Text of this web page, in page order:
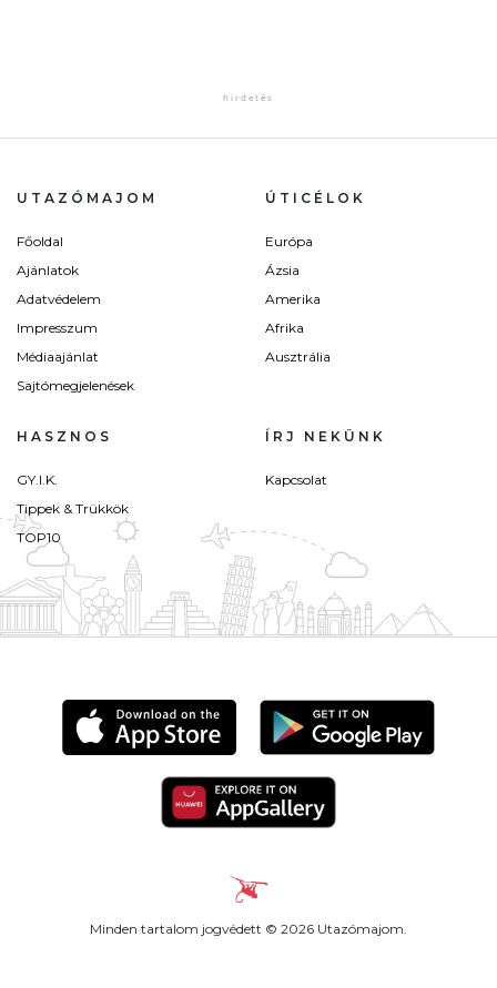
UTAZÓMAJOM
Főoldal
Ajánlatok
Adatvédelem
Impresszum
Médiaajánlat
Sajtómegjelenések
ÚTICÉLOK
Európa
Ázsia
Amerika
Afrika
Ausztrália
HASZNOS
GY.I.K.
Tippek & Trükkök
TOP10
ÍRJ NEKÜNK
Kapcsolat
Minden tartalom jogvédett © 2026 Utazómajom.